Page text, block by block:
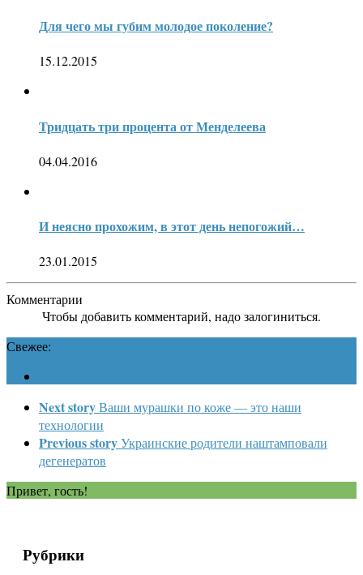
Для чего мы губим молодое поколение?
15.12.2015
Тридцать три процента от Менделеева
04.04.2016
И неясно прохожим, в этот день непогожий…
23.01.2015
Комментарии
Чтобы добавить комментарий, надо залогиниться.
Свежее:
Next storyВаши мурашки по коже — это наши
технологии
Previous storyУкраинские родители наштамповали
дегенератов
Привет, гость!
Рубрики